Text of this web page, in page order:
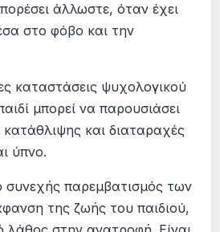
άλλωστε, όταν έχει
στο φόβο και την
καταστάσεις ψυχολογικού
μπορεί να παρουσιάσει
και διαταραχές
ύπνο.
συνεχής παρεμβατισμός των
της ζωής του παιδιού,